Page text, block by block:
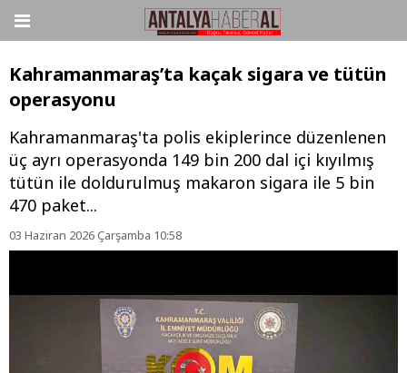
Kahramanmaraş’ta kaçak sigara ve tütün
operasyonu
Kahramanmaraş'ta polis ekiplerince düzenlenen
üç ayrı operasyonda 149 bin 200 dal içi kıyılmış
tütün ile doldurulmuş makaron sigara ile 5 bin
470 paket...
03 Haziran 2026 Çarşamba 10:58